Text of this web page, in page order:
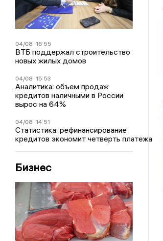
04/08 16:55
ВТБ поддержал строительство
новых жилых домов
04/08 15:53
Аналитика: объем продаж
кредитов наличными в России
вырос на 64%
04/08 14:51
Статистика: рефинансирование
кредитов экономит четверть платежа
Бизнес